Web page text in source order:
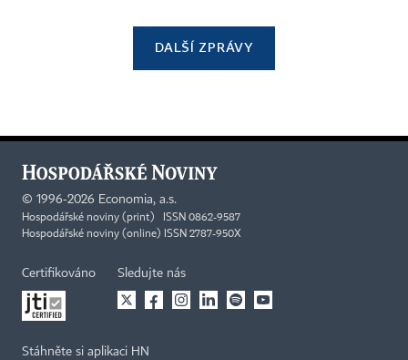
DALŠÍ ZPRÁVY
© 1996-2026 Economia, a.s.
Hospodářské noviny (print) ISSN 0862-9587
Hospodářské noviny (online) ISSN 2787-950X
Certifikováno Sledujte nás
Stáhněte si aplikaci HN